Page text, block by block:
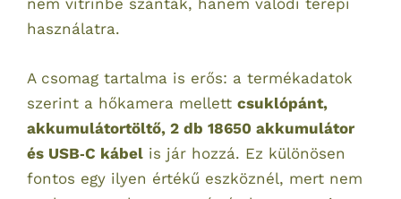
nem vitrinbe szánták, hanem valódi terepi
használatra.
A csomag tartalma is erős: a termékadatok
szerint a hőkamera mellett csuklópánt,
akkumulátortöltő, 2 db 18650 akkumulátor
és USB‑C kábel is jár hozzá. Ez különösen
fontos egy ilyen értékű eszköznél, mert nem